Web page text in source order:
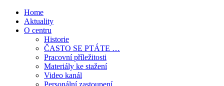
Home
Aktuality
O centru
Historie
ČASTO SE PTÁTE …
Pracovní příležitosti
Materiály ke stažení
Video kanál
Personální zastoupení